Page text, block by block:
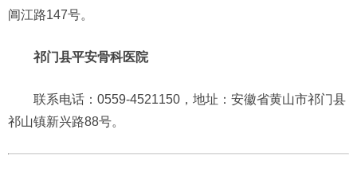
阊江路147号。
祁门县平安骨科医院
联系电话：0559-4521150，地址：安徽省黄山市祁门县
祁山镇新兴路88号。